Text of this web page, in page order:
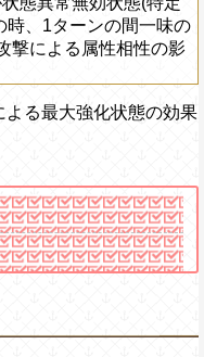
時、1ターンの間一味の
撃による属性相性の影
よる最大強化状態の効果